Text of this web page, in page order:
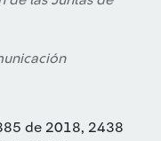
de 2018, 2438